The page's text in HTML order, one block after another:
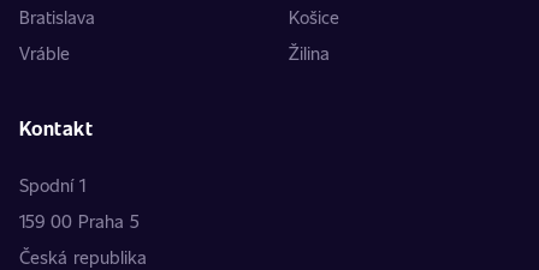
Bratislava
Košice
Vráble
Žilina
Kontakt
Spodní 1
159 00 Praha 5
Česká republika